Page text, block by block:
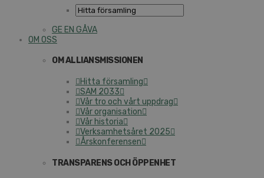
GE EN GÅVA
OM OSS
OM ALLIANSMISSIONEN
Hitta församling
SAM 2033
Vår tro och vårt uppdrag
Vår organisation
Vår historia
Verksamhetsåret 2025
Årskonferensen
TRANSPARENS OCH ÖPPENHET